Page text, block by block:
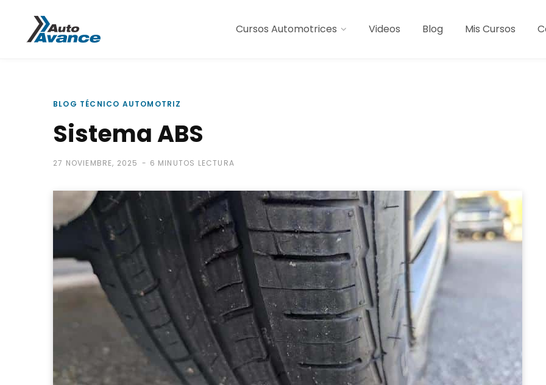
Cursos Automotrices Videos Blog Mis Cursos
BLOG TÉCNICO AUTOMOTRIZ
Sistema ABS
27 NOVIEMBRE, 2025 6 MINUTOS LECTURA